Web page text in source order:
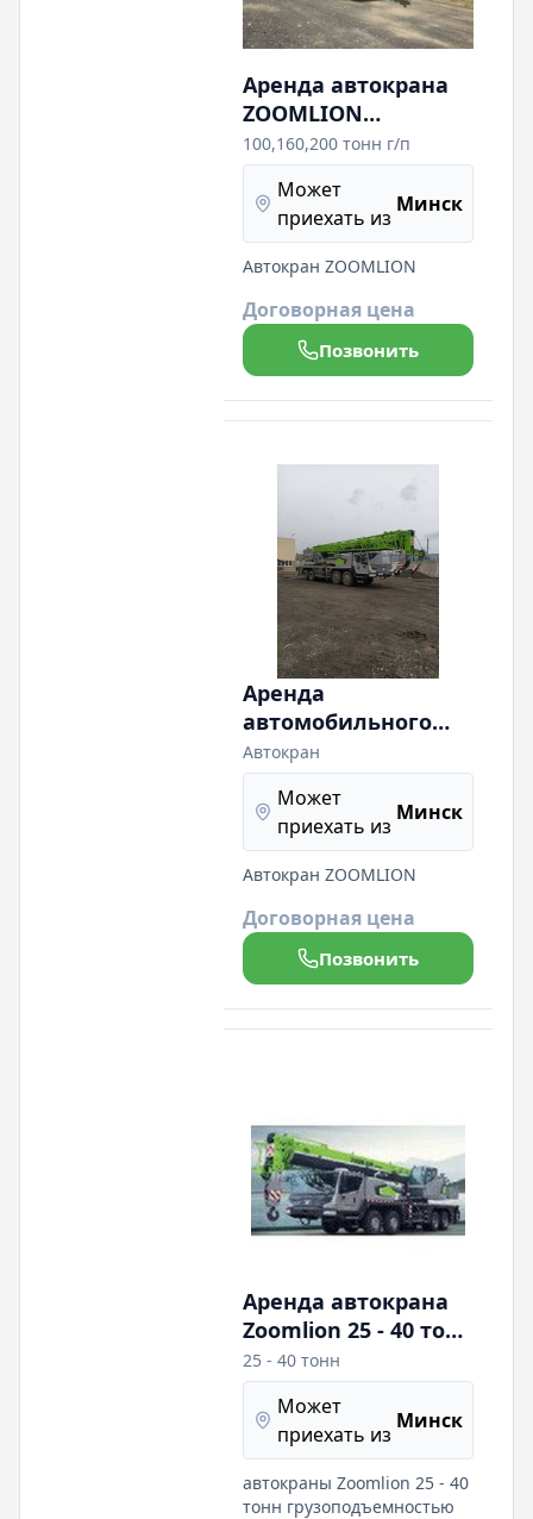
Аренда автокрана
ZOOMLION
100,160,200 тонн г/п
(Собственник) Наш
сайт -umrkran.by
100,160,200 тонн г/п
Может
приехать из
Минск
Автокран ZOOMLION
Договорная цена
Позвонить
Аренда
автомобильного
крана Zoomlion
грузоподъемностью
50-60-80 тонн
Автокран
Может
приехать из
Минск
Автокран ZOOMLION
Договорная цена
Позвонить
Аренда автокрана
Zoomlion 25 - 40 тонн
грузоподъемностью
25 - 40 тонн
Может
приехать из
Минск
автокраны Zoomlion 25 - 40
тонн грузоподъемностью